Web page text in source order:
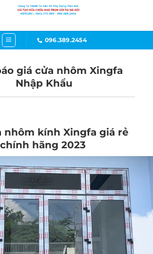
096.389.2454
giá cửa nhôm Xingfa
Nhập Khẩu
nhôm kính Xingfa giá rẻ
hãng 2023
DỰNG TIỀN HẢI -
SỬA NHÀ THEO YÊU
cải tạo sửa chữa nhà trọn gói tại
2025 Uy tín, Chất lượng, Chi phí
hợp lý
GỬI YÊU CẦU